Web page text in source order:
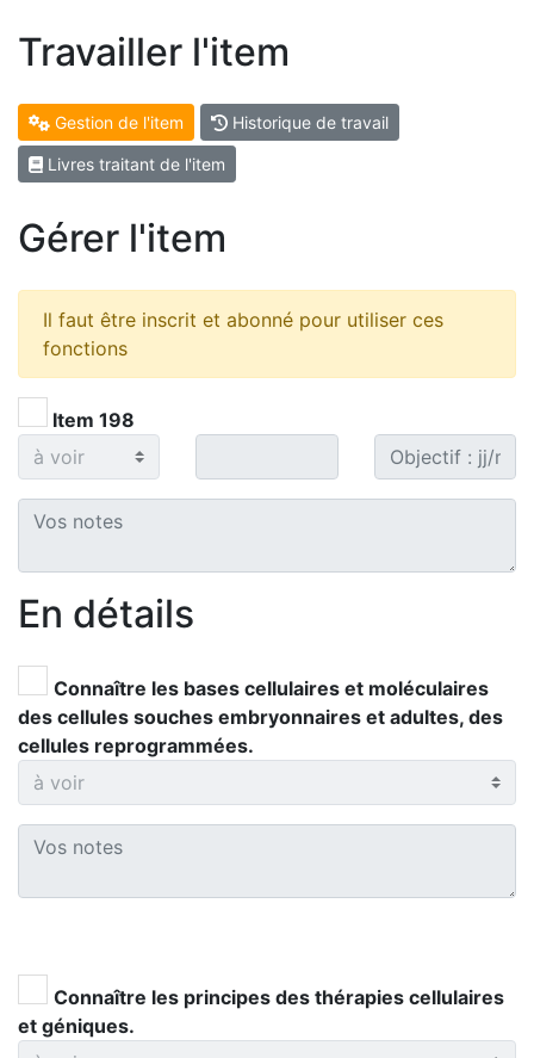
Travailler l'item
Gestion de l'item Historique de travail
Livres traitant de l'item
Gérer l'item
Il faut être inscrit et abonné pour utiliser ces
fonctions
Item 198
En détails
Connaître les bases cellulaires et moléculaires
des cellules souches embryonnaires et adultes, des
cellules reprogrammées.
Connaître les principes des thérapies cellulaires
et géniques.